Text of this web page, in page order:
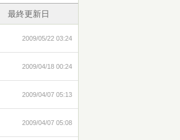
最終更新日
2009/05/22 03:24
2009/04/18 00:24
2009/04/07 05:13
2009/04/07 05:08